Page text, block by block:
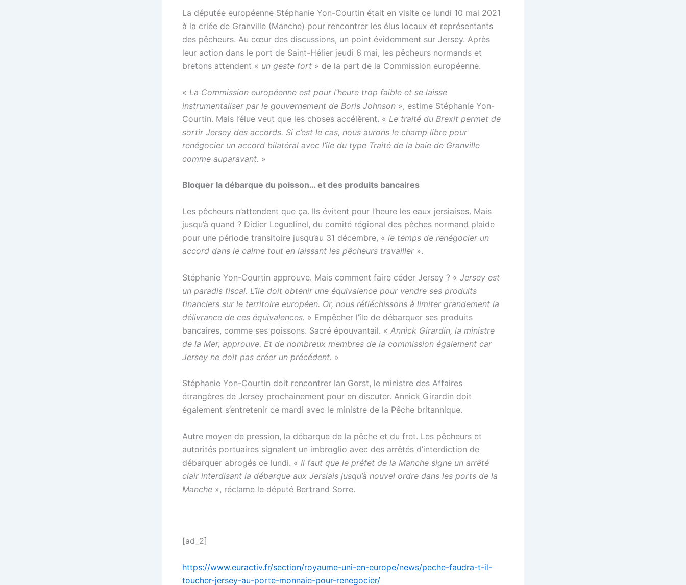
La députée européenne Stéphanie Yon-Courtin était en visite ce lundi 10 mai 2021
à la criée de Granville (Manche) pour rencontrer les élus locaux et représentants
des pêcheurs. Au cœur des discussions, un point évidemment sur Jersey. Après
leur action dans le port de Saint-Hélier jeudi 6 mai, les pêcheurs normands et
bretons attendent « un geste fort » de la part de la Commission européenne.
« La Commission européenne est pour l’heure trop faible et se laisse
instrumentaliser par le gouvernement de Boris Johnson », estime Stéphanie Yon-
Courtin. Mais l’élue veut que les choses accélèrent. « Le traité du Brexit permet de
sortir Jersey des accords. Si c’est le cas, nous aurons le champ libre pour
renégocier un accord bilatéral avec l’île du type Traité de la baie de Granville
comme auparavant. »
Bloquer la débarque du poisson… et des produits bancaires
Les pêcheurs n’attendent que ça. Ils évitent pour l’heure les eaux jersiaises. Mais
jusqu’à quand ? Didier Leguelinel, du comité régional des pêches normand plaide
pour une période transitoire jusqu’au 31 décembre, « le temps de renégocier un
accord dans le calme tout en laissant les pêcheurs travailler».
Stéphanie Yon-Courtin approuve. Mais comment faire céder Jersey ? « Jersey est
un paradis fiscal. L’île doit obtenir une équivalence pour vendre ses produits
financiers sur le territoire européen. Or, nous réfléchissons à limiter grandement la
délivrance de ces équivalences. » Empêcher l’île de débarquer ses produits
bancaires, comme ses poissons. Sacré épouvantail. « Annick Girardin, la ministre
de la Mer, approuve. Et de nombreux membres de la commission également car
Jersey ne doit pas créer un précédent. »
Stéphanie Yon-Courtin doit rencontrer Ian Gorst, le ministre des Affaires
étrangères de Jersey prochainement pour en discuter. Annick Girardin doit
également s’entretenir ce mardi avec le ministre de la Pêche britannique.
Autre moyen de pression, la débarque de la pêche et du fret. Les pêcheurs et
autorités portuaires signalent un imbroglio avec des arrêtés d’interdiction de
débarquer abrogés ce lundi. « Il faut que le préfet de la Manche signe un arrêté
clair interdisant la débarque aux Jersiais jusqu’à nouvel ordre dans les ports de la
Manche », réclame le député Bertrand Sorre.
[ad_2]
https://www.euractiv.fr/section/royaume-uni-en-europe/news/peche-faudra-t-il-
toucher-jersey-au-porte-monnaie-pour-renegocier/